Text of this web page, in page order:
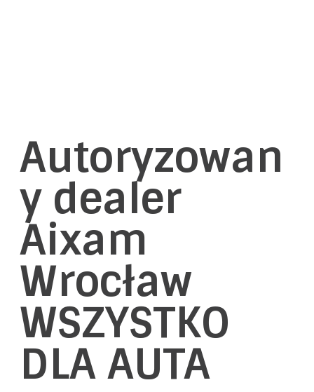
Autoryzowan
y dealer
Aixam
Wrocław
WSZYSTKO
DLA AUTA